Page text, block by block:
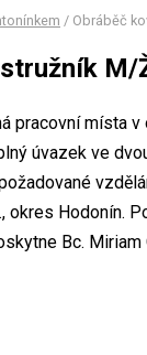
/ Obráběč
M/
pracovní místa
úvazek ve
okres Hodonín.
Bc.